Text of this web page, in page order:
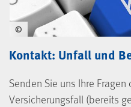
Kontakt: Unfall und
Senden Sie uns Ihre
Versicherungsfall (bereits
©